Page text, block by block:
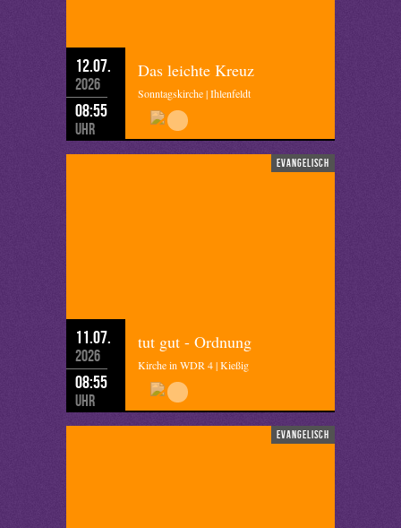
12.07.
2026
08:55
Uhr
Das leichte Kreuz
Sonntagskirche | Ihlenfeldt
evangelisch
11.07.
2026
08:55
Uhr
tut gut - Ordnung
Kirche in WDR 4 | Kießig
evangelisch